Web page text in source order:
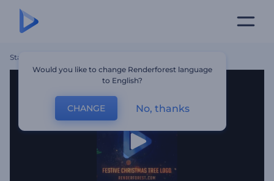
Startseite
Would you like to change Renderforest language
to English?
CHANGE No, thanks